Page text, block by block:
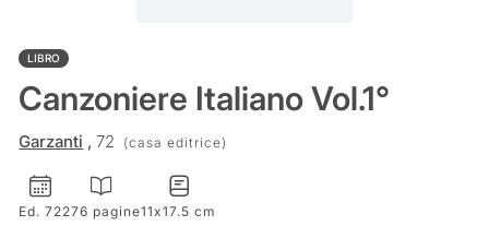
LIBRO
Canzoniere Italiano Vol.1°
Garzanti ,72 (casa editrice)
Ed. 72276 pagine11x17.5 cm